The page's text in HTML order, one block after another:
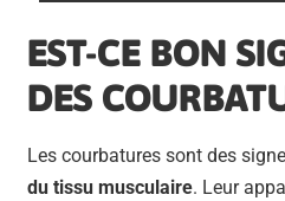
EST-CE BON
DES
Les courbatures sont des
du tissu musculaire. Leur